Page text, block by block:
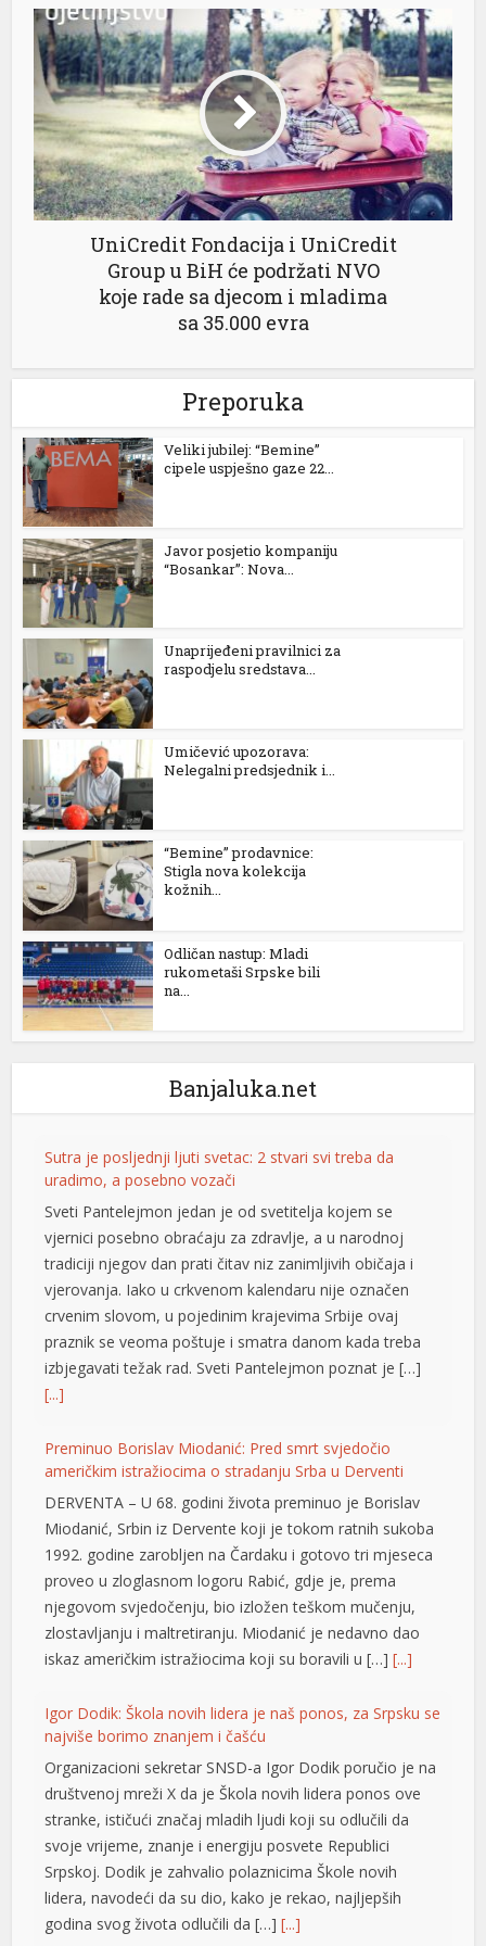
UniCredit Fondacija i UniCredit
Group u BiH će podržati NVO
koje rade sa djecom i mladima
sa 35.000 evra
Preporuka
Veliki jubilej: “Bemine”
cipele uspješno gaze 22...
Javor posjetio kompaniju
“Bosankar”: Nova...
Unaprijeđeni pravilnici za
raspodjelu sredstava...
Umičević upozorava:
Nelegalni predsjednik i...
“Bemine” prodavnice:
Stigla nova kolekcija
kožnih...
Odličan nastup: Mladi
rukometaši Srpske bili
na...
Banjaluka.net
Sutra je posljednji ljuti svetac: 2 stvari svi treba da
uradimo, a posebno vozači
Sveti Pantelejmon jedan je od svetitelja kojem se
vjernici posebno obraćaju za zdravlje, a u narodnoj
tradiciji njegov dan prati čitav niz zanimljivih običaja i
vjerovanja. Iako u crkvenom kalendaru nije označen
crvenim slovom, u pojedinim krajevima Srbije ovaj
praznik se veoma poštuje i smatra danom kada treba
izbjegavati težak rad. Sveti Pantelejmon poznat je […]
[...]
Preminuo Borislav Miodanić: Pred smrt svjedočio
američkim istražiocima o stradanju Srba u Derventi
DERVENTA – U 68. godini života preminuo je Borislav
Miodanić, Srbin iz Dervente koji je tokom ratnih sukoba
1992. godine zarobljen na Čardaku i gotovo tri mjeseca
proveo u zloglasnom logoru Rabić, gdje je, prema
njegovom svjedočenju, bio izložen teškom mučenju,
zlostavljanju i maltretiranju. Miodanić je nedavno dao
iskaz američkim istražiocima koji su boravili u […][...]
Igor Dodik: Škola novih lidera je naš ponos, za Srpsku se
najviše borimo znanjem i čašću
Organizacioni sekretar SNSD-a Igor Dodik poručio je na
društvenoj mreži X da je Škola novih lidera ponos ove
stranke, ističući značaj mladih ljudi koji su odlučili da
svoje vrijeme, znanje i energiju posvete Republici
Srpskoj. Dodik je zahvalio polaznicima Škole novih
lidera, navodeći da su dio, kako je rekao, najljepših
godina svog života odlučili da […][...]